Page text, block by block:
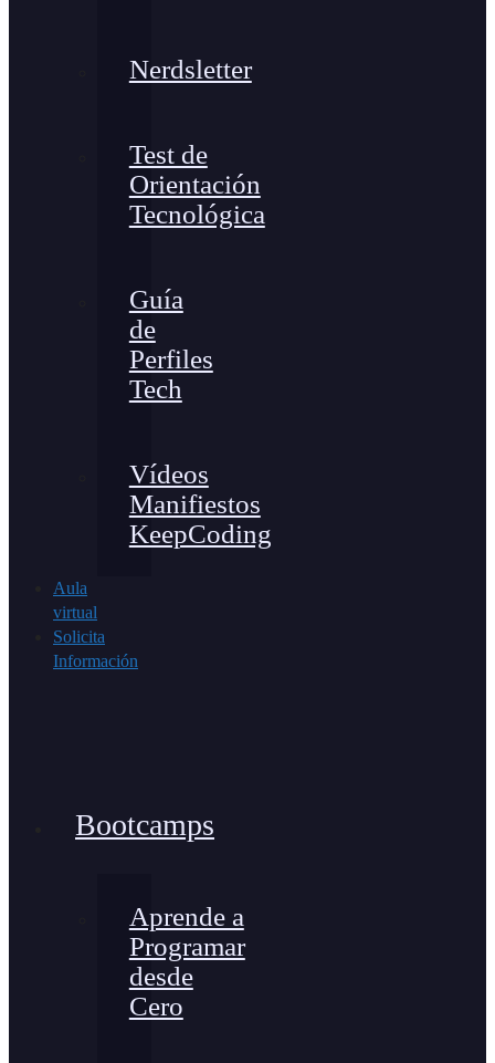
Nerdsletter
Test de
Orientación
Tecnológica
Guía
de
Perfiles
Tech
Vídeos
Manifiestos
KeepCoding
Aula
virtual
Solicita
Información
Bootcamps
Aprende a
Programar
desde
Cero